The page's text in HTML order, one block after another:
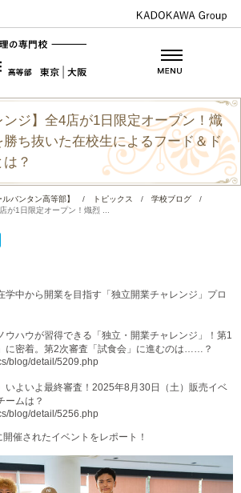
ンジ】全4店が1日限定オープン！熾
ち抜いた在校生によるフード＆ド
？
バンタン高等部】 / トピックス / 学校ブログ
/
が1日限定オープン！熾烈 ...
学中から開業を目指す「独立開業チャレンジ」プロ
ウハウが習得できる「独立・開業チャレンジ」！第1
に密着。第2次審査「試食会」に進むのは……？
blog/detail/5209.php
いよいよ最終審査！2025年8月30日（土）販売イベ
ームは？
blog/detail/5256.php
催されたイベントをレポート！